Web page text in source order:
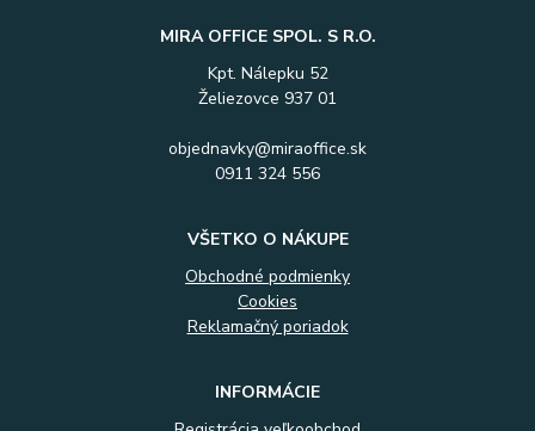
MIRA OFFICE SPOL. S R.O.
Kpt. Nálepku 52
Želiezovce 937 01
objednavky@miraoffice.sk
0911 324 556
VŠETKO O NÁKUPE
Obchodné podmienky
Cookies
Reklamačný poriadok
INFORMÁCIE